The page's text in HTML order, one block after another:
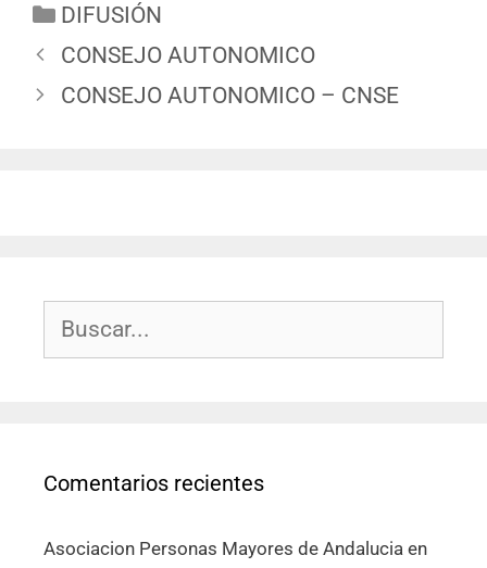
DIFUSIÓN
CONSEJO AUTONOMICO
CONSEJO AUTONOMICO – CNSE
Comentarios recientes
Asociacion Personas Mayores de Andalucia en